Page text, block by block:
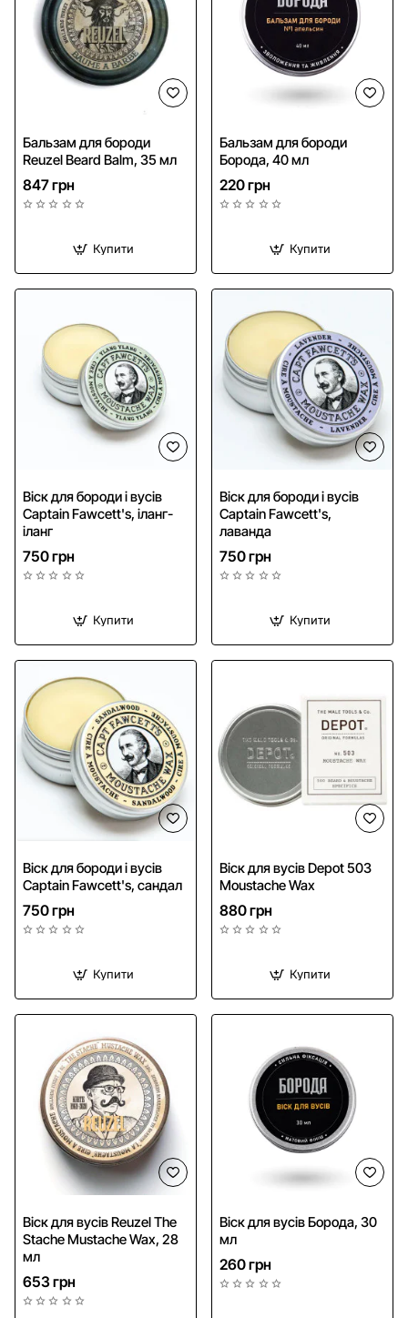
Бальзам для бороди
Reuzel Beard Balm, 35 мл
847 грн
Купити
Бальзам для бороди
Борода, 40 мл
220 грн
Купити
Віск для бороди і вусів
Captain Fawcett's, іланг-
іланг
750 грн
Купити
Віск для бороди і вусів
Captain Fawcett's,
лаванда
750 грн
Купити
Віск для бороди і вусів
Captain Fawcett's, сандал
750 грн
Купити
Віск для вусів Depot 503
Moustache Wax
880 грн
Купити
Віск для вусів Reuzel The
Stache Mustache Wax, 28
мл
653 грн
Віск для вусів Борода, 30
мл
260 грн